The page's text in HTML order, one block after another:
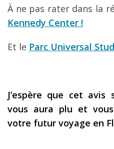
À ne pas rater dans la
Kennedy Center !
Et le Parc Universal
J’espère que cet avis
vous aura plu et
votre futur voyage en